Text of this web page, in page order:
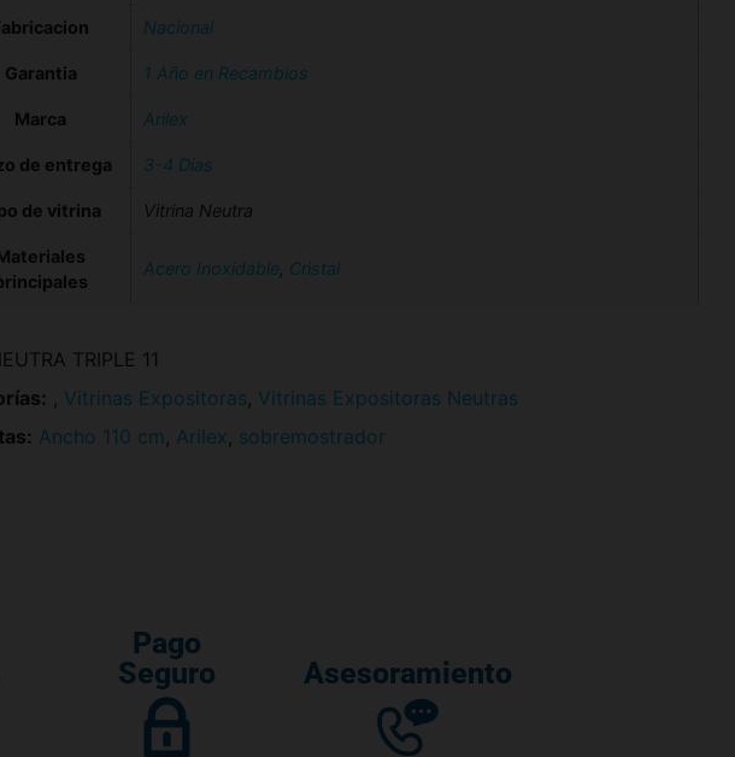
Nacional
Garantia 1 Año en Recambios
Marca Arilex
de entrega 3-4 Días
de vitrina Vitrina Neutra
Acero Inoxidable Cristal
TRIPLE 11
, Vitrinas Expositoras, Vitrinas Expositoras Neutras
Ancho 110 cm, Arilex , sobremostrador
Pago
Seguro
Asesoramiento